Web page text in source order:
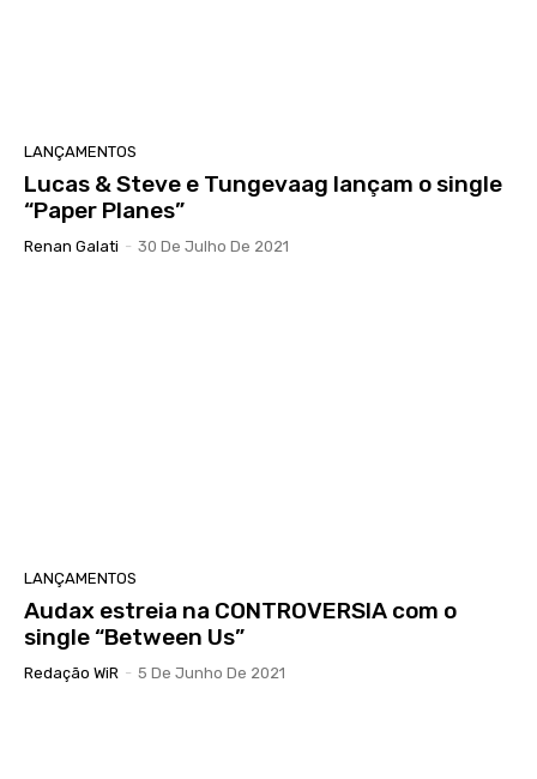
LANÇAMENTOS
Lucas & Steve e Tungevaag lançam o single
“Paper Planes”
Renan Galati - 30 De Julho De 2021
LANÇAMENTOS
Audax estreia na CONTROVERSIA com o
single “Between Us”
Redação WiR - 5 De Junho De 2021